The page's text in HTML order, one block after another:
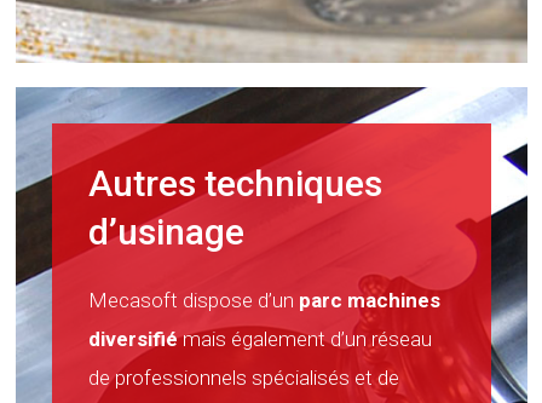
Autres techniques
d’usinage
Mecasoft dispose d’un parc machines
diversifiémais également d’un réseau
de professionnels spécialisés et de